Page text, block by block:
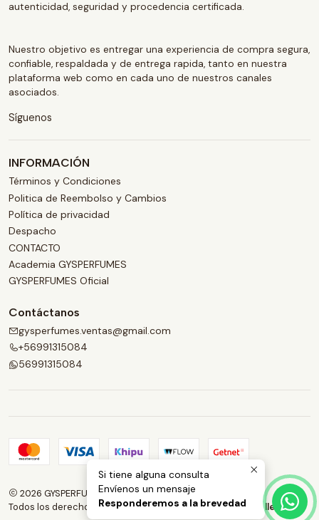
autenticidad, seguridad y procedencia certificada.
Nuestro objetivo es entregar una experiencia de compra segura,
confiable, respaldada y de entrega rapida, tanto en nuestra
plataforma web como en cada uno de nuestros canales
asociados.
Síguenos
INFORMACIÓN
Términos y Condiciones
Politica de Reembolso y Cambios
Política de privacidad
Despacho
CONTACTO
Academia GYSPERFUMES
GYSPERFUMES Oficial
Contáctanos
gysperfumes.ventas@gmail.com
+56991315084
56991315084
2026 GYSPERFUMES.
Todos los derechos reservados.Desarrollado por Jumpseller
Si tiene alguna consulta
Envíenos un mensaje
Responderemos a la brevedad